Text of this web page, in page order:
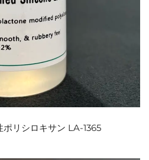
ポリシロキサン LA-1365